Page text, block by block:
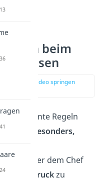
beim
Essen
zur Stelle im Video springen
genannte Regeln
besonders,
oder dem Chef
Eindruckzu